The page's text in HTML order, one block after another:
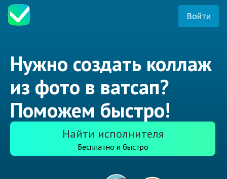
Войти
Нужно создать коллаж
из фото в ватсап?
Поможем быстро!
Найти исполнителя
Бесплатно и быстро